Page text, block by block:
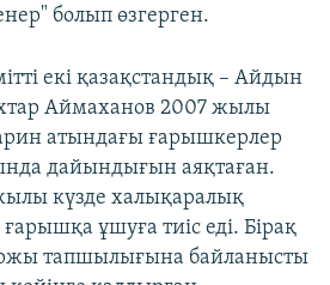
болып өзгерген.
екі қазақстандық – Айдын
Аймаханов 2007 жылы
атындағы ғарышкерлер
дайындығын аяқтаған.
күзде халықаралық
ұшуға тиіс еді. Бірақ
тапшылығына байланысты